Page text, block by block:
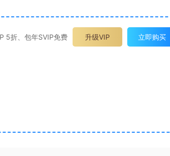
5折、包年SVIP免费 升级VIP 立即购买